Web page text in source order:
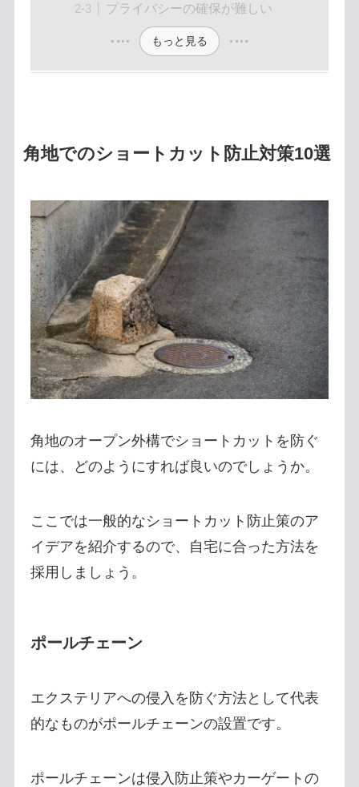
プライバシーの確保が難しい
もっと見る
角地でのショートカット防止対策10選
角地のオープン外構でショートカットを防ぐ
には、どのようにすれば良いのでしょうか。
ここでは一般的なショートカット防止策のア
イデアを紹介するので、自宅に合った方法を
採用しましょう。
ポールチェーン
エクステリアへの侵入を防ぐ方法として代表
的なものがポールチェーンの設置です。
ポールチェーンは侵入防止策やカーゲートの